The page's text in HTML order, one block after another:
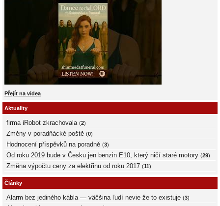
Přejít na videa
Aktuality
firma iRobot zkrachovala (2)
Změny v poradňácké poště (0)
Hodnocení příspěvků na poradně (3)
Od roku 2019 bude v Česku jen benzin E10, který ničí staré motory (29)
Změna výpočtu ceny za elektřinu od roku 2017 (11)
Články
Alarm bez jediného kábla — väčšina ľudí nevie že to existuje (3)